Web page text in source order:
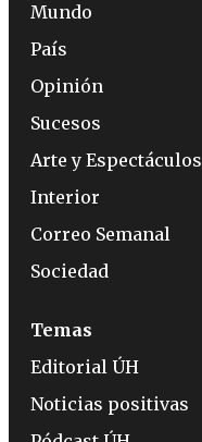
Mundo
País
Opinión
Sucesos
Arte y Espectáculos
Interior
Correo Semanal
Sociedad
Temas
Editorial ÚH
Noticias positivas